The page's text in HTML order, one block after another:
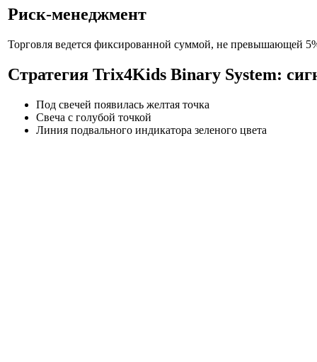
Риск-менеджмент
Торговля ведется фиксированной суммой, не превышающей
Стратегия Trix4Kids Binary System:
Под свечей появилась желтая точка
Свеча с голубой точкой
Линия подвального индикатора зеленого цвета